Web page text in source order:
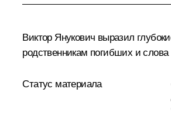
Виктор Янукович выразил
родственникам погибших и
Статус материала